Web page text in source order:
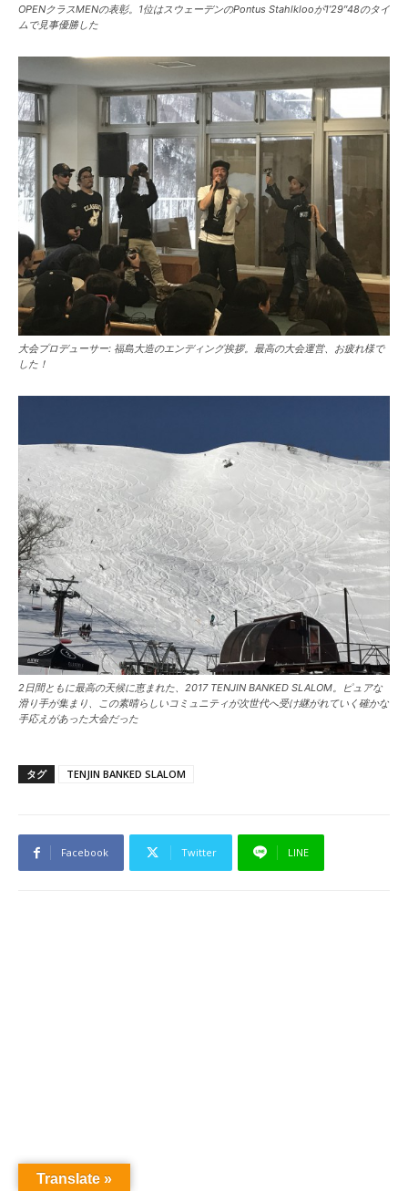
OPENクラスMENの表彰。1位はスウェーデンのPontus Stahlklooが1’29″48のタイ
ムで見事優勝した
大会プロデューサー: 福島大造のエンディング挨拶。最高の大会運営、お疲れ様で
した！
2日間ともに最高の天候に恵まれた、2017 TENJIN BANKED SLALOM。ピュアな
滑り手が集まり、この素晴らしいコミュニティが次世代へ受け継がれていく確かな
手応えがあった大会だった
タグ TENJIN BANKED SLALOM
Facebook Twitter LINE
Translate »